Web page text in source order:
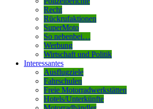
Recht
Rückrufaktionen
SuperMoto
So nebenbei…
Werbung
Wirtschaft und Politik
Interessantes
Ausflugziele
Fahrschulen
Freie Motorradwerkstätten
Hotels/Unterkünfte